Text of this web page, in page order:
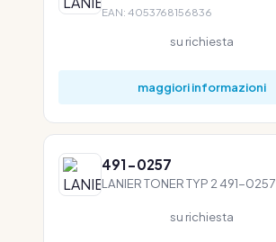
EAN: 4053768156836
su richiesta
maggiori informazioni
491-0257
LANIER TONER TYP 2 491-0257
su richiesta